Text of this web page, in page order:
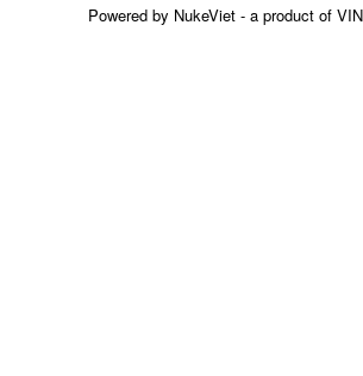
Powered by NukeViet - a product of